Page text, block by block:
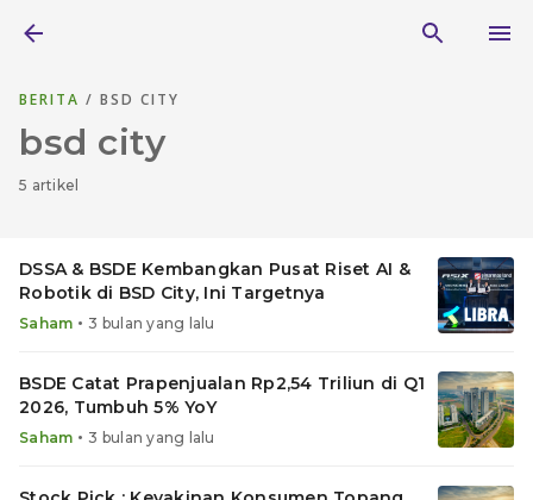
BERITA / BSD CITY
bsd city
5 artikel
DSSA & BSDE Kembangkan Pusat Riset AI &
Robotik di BSD City, Ini Targetnya
Saham • 3 bulan yang lalu
BSDE Catat Prapenjualan Rp2,54 Triliun di Q1
2026, Tumbuh 5% YoY
Saham • 3 bulan yang lalu